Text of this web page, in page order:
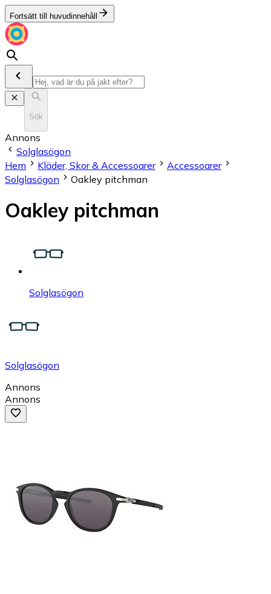
Fortsätt till huvudinnehåll
Sök
Annons
Solglasögon
Hem
Kläder, Skor & Accessoarer
Accessoarer
Solglasögon
Oakley pitchman
Oakley pitchman
Solglasögon
Solglasögon
Annons
Annons